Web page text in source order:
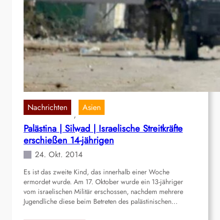
Nachrichten
,
Asien
Palästina | Silwad | Israelische Streitkräfte
erschießen 14-jährigen
24. Okt. 2014
Es ist das zweite Kind, das innerhalb einer Woche
ermordet wurde. Am 17. Oktober wurde ein 13-jähriger
vom israelischen Militär erschossen, nachdem mehrere
Jugendliche diese beim Betreten des palästinischen…